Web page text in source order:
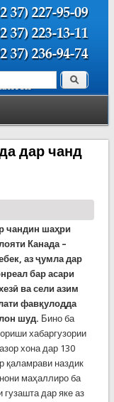
Поиск
дар чанд
чандин шаҳри
Канада –
аз ҷумла дар
бар асари
ва сели азим
фавқулодда
шуд. Бино ба
хабаргузории
хона дар 130
қаламрави наздик
маҳаллиро ба
дар яке аз